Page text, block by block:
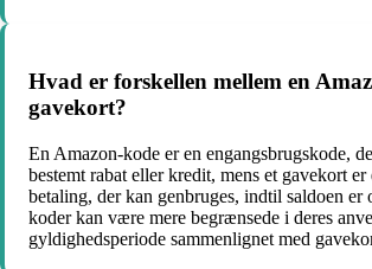
Hvad er forskellen mellem en
gavekort?
En Amazon-kode er en engangsbrugskode,
bestemt rabat eller kredit, mens et gavekort
betaling, der kan genbruges, indtil saldoen er
koder kan være mere begrænsede i deres
gyldighedsperiode sammenlignet med